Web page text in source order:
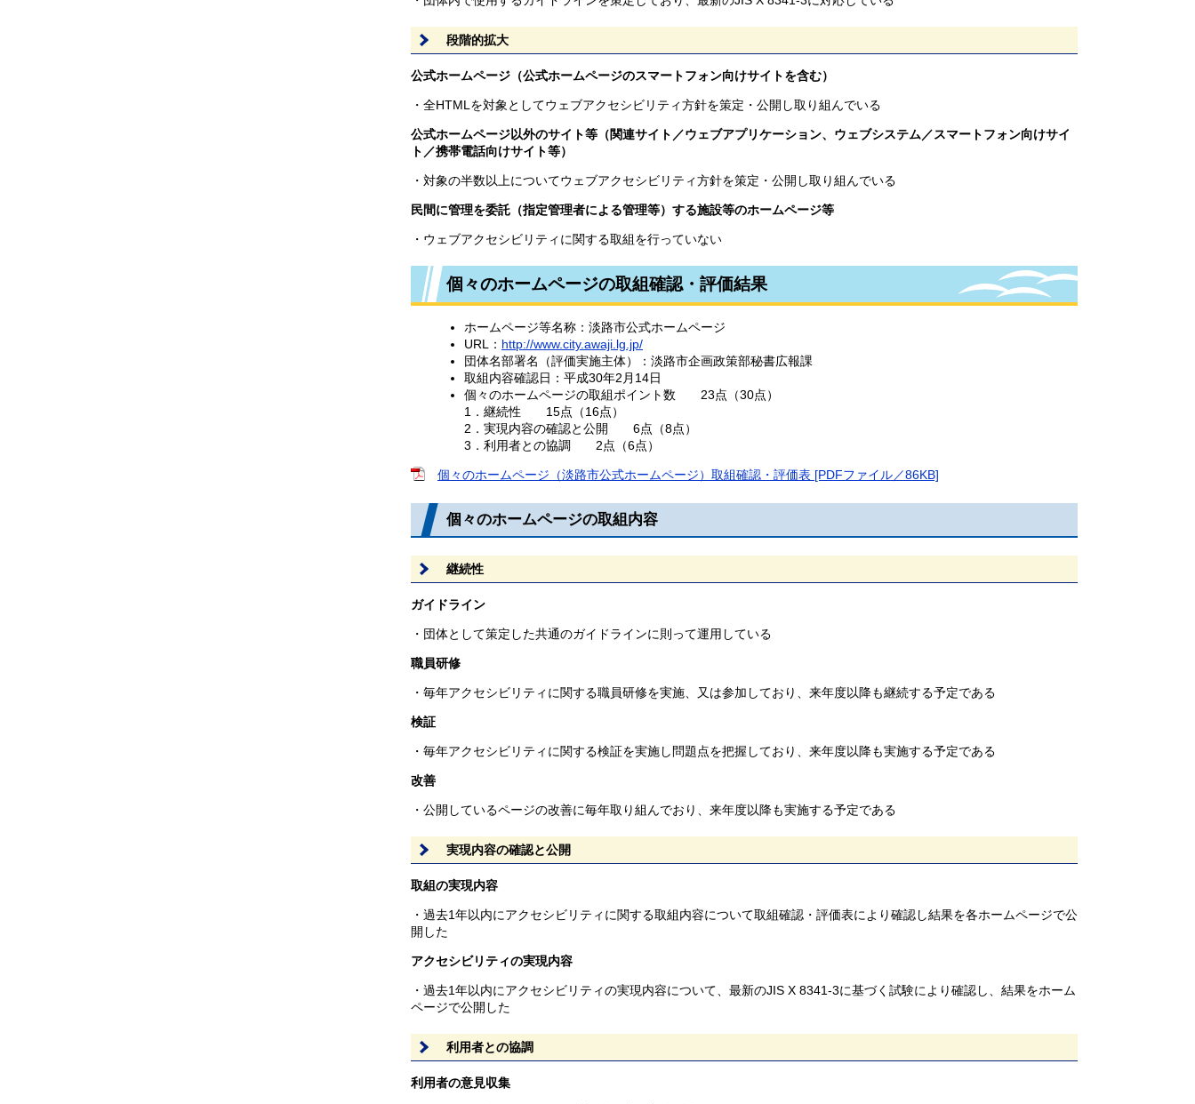
段階的拡大
公式ホームページ（公式ホームページのスマートフォン向けサイトを含む）
・全HTMLを対象としてウェブアクセシビリティ方針を策定・公開し取り組んでいる
公式ホームページ以外のサイト等（関連サイト／ウェブアプリケーション、ウェブシステム／スマートフォン向けサイ
ト／携帯電話向けサイト等）
・対象の半数以上についてウェブアクセシビリティ方針を策定・公開し取り組んでいる
民間に管理を委託（指定管理者による管理等）する施設等のホームページ等
・ウェブアクセシビリティに関する取組を行っていない
個々のホームページの取組確認・評価結果
ホームページ等名称：淡路市公式ホームページ
URL： http://www.city.awaji.lg.jp/
団体名部署名（評価実施主体）：淡路市企画政策部秘書広報課
取組内容確認日：平成30年2月14日
個々のホームページの取組ポイント数 23点（30点）
1．継続性 15点（16点）
2．実現内容の確認と公開 6点（8点）
3．利用者との協調 2点（6点）
個々のホームページ（淡路市公式ホームページ）取組確認・評価表 [PDFファイル／86KB]
個々のホームページの取組内容
継続性
ガイドライン
・団体として策定した共通のガイドラインに則って運用している
職員研修
・毎年アクセシビリティに関する職員研修を実施、又は参加しており、来年度以降も継続する予定である
検証
・毎年アクセシビリティに関する検証を実施し問題点を把握しており、来年度以降も実施する予定である
改善
・公開しているページの改善に毎年取り組んでおり、来年度以降も実施する予定である
実現内容の確認と公開
取組の実現内容
・過去1年以内にアクセシビリティに関する取組内容について取組確認・評価表により確認し結果を各ホームページで公
開した
アクセシビリティの実現内容
・過去1年以内にアクセシビリティの実現内容について、最新のJIS X 8341-3に基づく試験により確認し、結果をホーム
ページで公開した
利用者との協調
利用者の意見収集